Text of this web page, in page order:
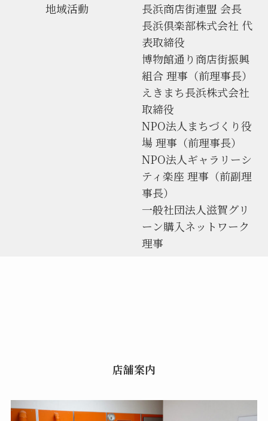
地域活動
長浜商店街連盟 会長
長浜倶楽部株式会社 代
表取締役
博物館通り商店街振興
組合 理事（前理事長）
えきまち長浜株式会社
取締役
NPO法人まちづくり役
場 理事（前理事長）
NPO法人ギャラリーシ
ティ楽座 理事（前副理
事長）
一般社団法人滋賀グリ
ーン購入ネットワーク
理事
店舗案内